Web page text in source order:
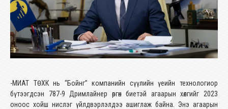
-МИАТ ТӨХК нь “Бойнг” компанийн сүүлийн үеийн технологиор
бүтээгдсэн 787-9 Дримлайнер өргөн биетэй агаарын хөлгийг 2023
оноос хойш нислэг үйлдвэрлэлдээ ашиглаж байна. Энэ агаарын